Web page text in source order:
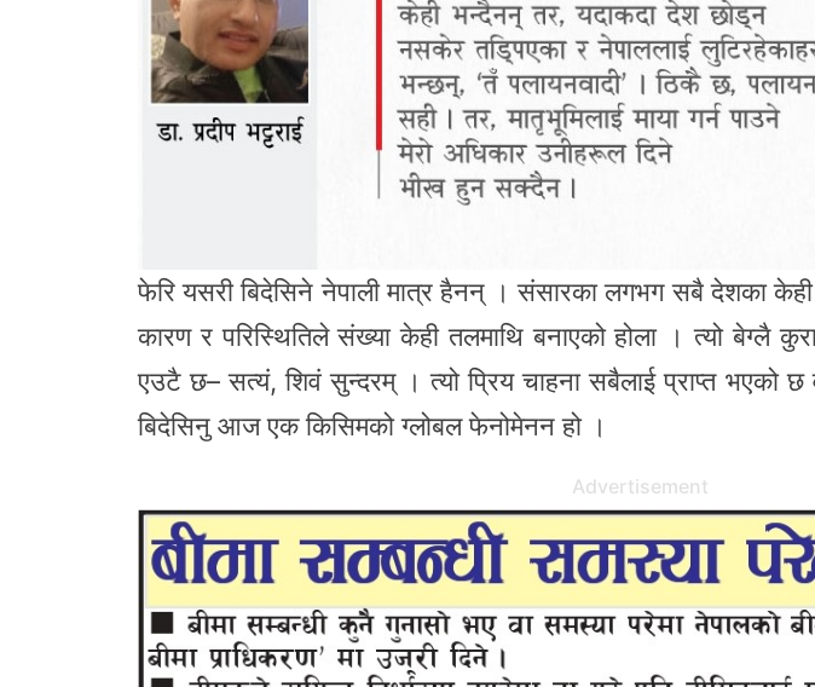
फेरि यसरी बिदेसिने नेपाली मात्र हैनन् । संसारका लगभग सबै देशका
कारण र परिस्थितिले संख्या केही तलमाथि बनाएको होला । त्यो बेग्लै
एउटै छ– सत्यं, शिवं सुन्दरम् । त्यो प्रिय चाहना सबैलाई प्राप्त भएको छ
बिदेसिनु आज एक किसिमको ग्लोबल फेनोमेनन हो ।
Advertisement